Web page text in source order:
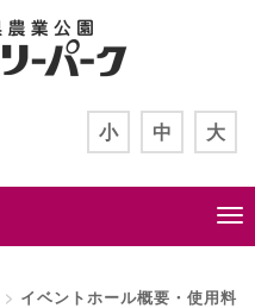
小 中 大
イベントホール概要・使用料